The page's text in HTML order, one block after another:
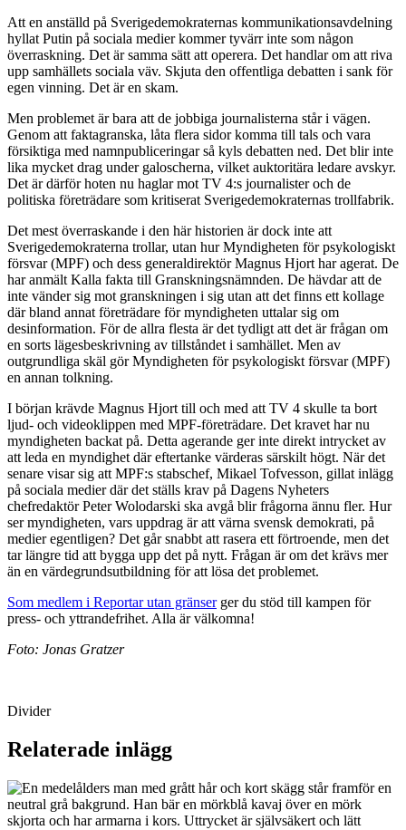
Att en anställd på Sverigedemokraternas kommunikationsavdelning
hyllat Putin på sociala medier kommer tyvärr inte som någon
överraskning. Det är samma sätt att operera. Det handlar om att riva
upp samhällets sociala väv. Skjuta den offentliga debatten i sank för
egen vinning. Det är en skam.
Men problemet är bara att de jobbiga journalisterna står i vägen.
Genom att faktagranska, låta flera sidor komma till tals och vara
försiktiga med namnpubliceringar så kyls debatten ned. Det blir inte
lika mycket drag under galoscherna, vilket auktoritära ledare avskyr.
Det är därför hoten nu haglar mot TV 4:s journalister och de
politiska företrädare som kritiserat Sverigedemokraternas trollfabrik.
Det mest överraskande i den här historien är dock inte att
Sverigedemokraterna trollar, utan hur Myndigheten för psykologiskt
försvar (MPF) och dess generaldirektör Magnus Hjort har agerat. De
har anmält Kalla fakta till Granskningsnämnden. De hävdar att de
inte vänder sig mot granskningen i sig utan att det finns ett kollage
där bland annat företrädare för myndigheten uttalar sig om
desinformation. För de allra flesta är det tydligt att det är frågan om
en sorts lägesbeskrivning av tillståndet i samhället. Men av
outgrundliga skäl gör Myndigheten för psykologiskt försvar (MPF)
en annan tolkning.
I början krävde Magnus Hjort till och med att TV 4 skulle ta bort
ljud- och videoklippen med MPF-företrädare. Det kravet har nu
myndigheten backat på. Detta agerande ger inte direkt intrycket av
att leda en myndighet där eftertanke värderas särskilt högt. När det
senare visar sig att MPF:s stabschef, Mikael Tofvesson, gillat inlägg
på sociala medier där det ställs krav på Dagens Nyheters
chefredaktör Peter Wolodarski ska avgå blir frågorna ännu fler. Hur
ser myndigheten, vars uppdrag är att värna svensk demokrati, på
medier egentligen? Det går snabbt att rasera ett förtroende, men det
tar längre tid att bygga upp det på nytt. Frågan är om det krävs mer
än en värdegrundsutbildning för att lösa det problemet.
Som medlem i Reportar utan gränserger du stöd till kampen för
press- och yttrandefrihet. Alla är välkomna!
Foto: Jonas Gratzer
Divider
Relaterade inlägg